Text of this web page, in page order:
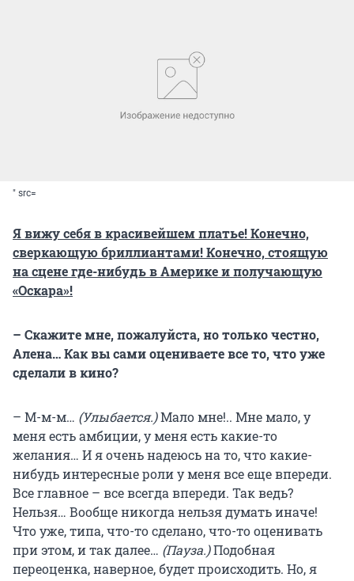
" src=
Я вижу себя в красивейшем платье! Конечно,
сверкающую бриллиантами! Конечно, стоящую
на сцене где-нибудь в Америке и получающую
«Оскара»!
– Скажите мне, пожалуйста, но только честно,
Алена… Как вы сами оцениваете все то, что уже
сделали в кино?
– М-м-м… (Улыбается.)Мало мне!.. Мне мало, у
меня есть амбиции, у меня есть какие-то
желания… И я очень надеюсь на то, что какие-
нибудь интересные роли у меня все еще впереди.
Все главное – все всегда впереди. Так ведь?
Нельзя… Вообще никогда нельзя думать иначе!
Что уже, типа, что-то сделано, что-то оценивать
при этом, и так далее… (Пауза.)Подобная
переоценка, наверное, будет происходить. Но, я